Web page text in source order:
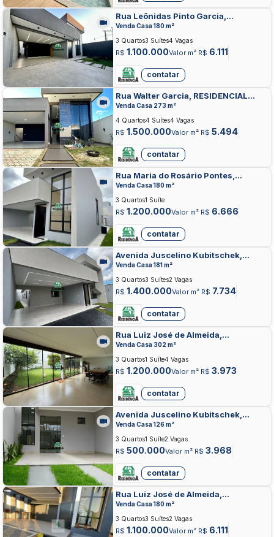
Rua Leônidas Pinto Garcia,
RESIDENCIAL JARDINS DO LAGO,
Venda Casa 180 m²
R$ 1.100.000Valor m² R$ 6.111
3 Quartos3 Suítes4 Vagas
contatar
Rua Walter Garcia, RESIDENCIAL
JARDINS DO LAGO, ANAPOLIS
Venda Casa 273 m²
R$ 1.500.000Valor m² R$ 5.494
4 Quartos4 Suítes4 Vagas
contatar
Rua Maria do Rosário Pontes,
RESIDENCIAL JARDINS DO LAGO,
Venda Casa 180 m²
R$ 1.200.000Valor m² R$ 6.666
3 Quartos1 Suíte
contatar
Avenida Juscelino Kubitschek,
RESIDENCIAL JARDINS DO LAGO,
Venda Casa 181 m²
R$ 1.400.000Valor m² R$ 7.734
3 Quartos3 Suítes2 Vagas
contatar
Rua Luiz José de Almeida,
RESIDENCIAL JARDINS DO LAGO,
Venda Casa 302 m²
R$ 1.200.000Valor m² R$ 3.973
3 Quartos1 Suíte4 Vagas
contatar
Avenida Juscelino Kubitschek,
RESIDENCIAL JARDINS DO LAGO,
Venda Casa 126 m²
R$ 500.000Valor m² R$ 3.968
3 Quartos1 Suíte2 Vagas
contatar
Rua Luiz José de Almeida,
RESIDENCIAL JARDINS DO LAGO,
Venda Casa 180 m²
R$ 1.100.000Valor m² R$ 6.111
3 Quartos3 Suítes2 Vagas